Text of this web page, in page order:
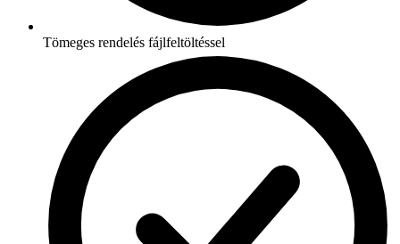
Tömeges rendelés fájlfeltöltéssel